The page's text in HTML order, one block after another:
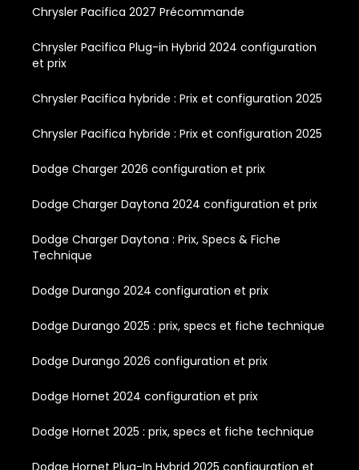
Chrysler Pacifica 2027 Précommande
Chrysler Pacifica Plug-in Hybrid 2024 configuration
et prix
Chrysler Pacifica hybride : Prix et configuration 2025
Chrysler Pacifica hybride : Prix et configuration 2025
Dodge Charger 2026 configuration et prix
Dodge Charger Daytona 2024 configuration et prix
Dodge Charger Daytona : Prix, Specs & Fiche
Technique
Dodge Durango 2024 configuration et prix
Dodge Durango 2025 : prix, specs et fiche technique
Dodge Durango 2026 configuration et prix
Dodge Hornet 2024 configuration et prix
Dodge Hornet 2025 : prix, specs et fiche technique